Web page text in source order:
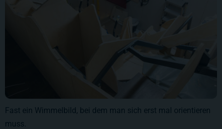
Fast ein Wimmelbild, bei dem man sich erst mal orientieren
muss.